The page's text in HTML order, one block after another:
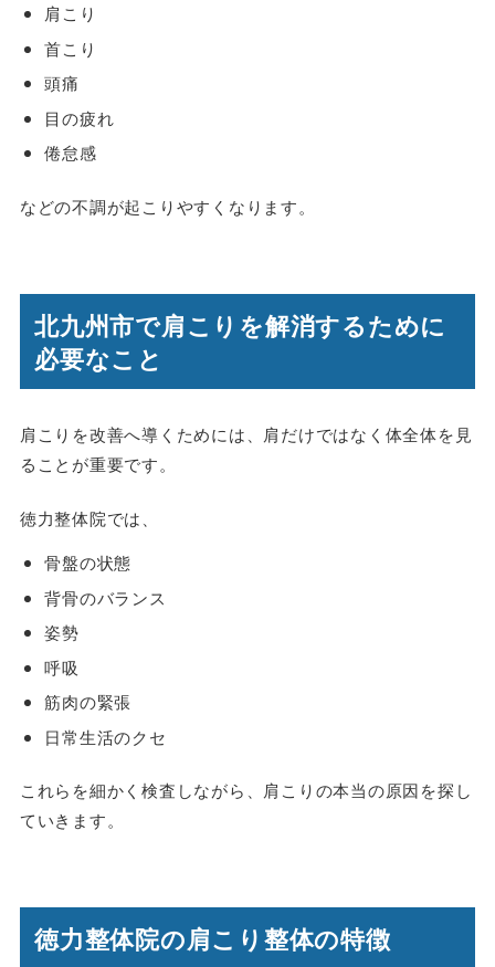
肩こり
首こり
頭痛
目の疲れ
倦怠感
などの不調が起こりやすくなります。
北九州市で肩こりを解消するために
必要なこと
肩こりを改善へ導くためには、肩だけではなく体全体を見
ることが重要です。
徳力整体院では、
骨盤の状態
背骨のバランス
姿勢
呼吸
筋肉の緊張
日常生活のクセ
これらを細かく検査しながら、肩こりの本当の原因を探し
ていきます。
徳力整体院の肩こり整体の特徴